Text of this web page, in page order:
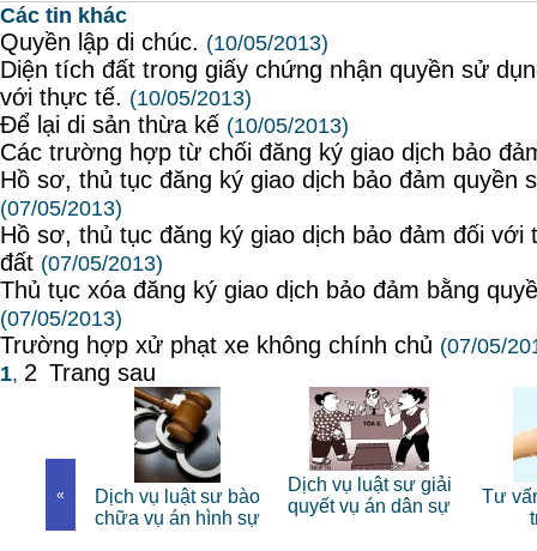
Các tin khác
Quyền lập di chúc. (10/05/2013)
Diện tích đất trong giấy chứng nhận quyền sử
với thực tế. (10/05/2013)
Để lại di sản thừa kế (10/05/2013)
Các trường hợp từ chối đăng ký giao dịch bảo
Hồ sơ, thủ tục đăng ký giao dịch bảo đảm quyền
(07/05/2013)
Hồ sơ, thủ tục đăng ký giao dịch bảo đảm đối với
đất (07/05/2013)
Thủ tục xóa đăng ký giao dịch bảo đảm bằng
(07/05/2013)
Trường hợp xử phạt xe không chính chủ (07/05/
1, 2 Trang sau
«
Dịch vụ luật sư bào
chữa vụ án hình sự
Dịch vụ luật sư giải
quyết vụ án dân sự
Tư vấn luật đất